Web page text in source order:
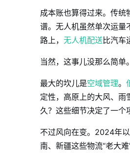
成本账也算得过来。传
谱。无人机虽然单次运量
路上， 无人机配送比汽车
当然，这事儿没那么简单。
最大的坎儿是空域管理。
定性，高原上的大风、雨
久？这些细节决定了一个
不过风向在变。2024年
南、新疆这些物流“老大